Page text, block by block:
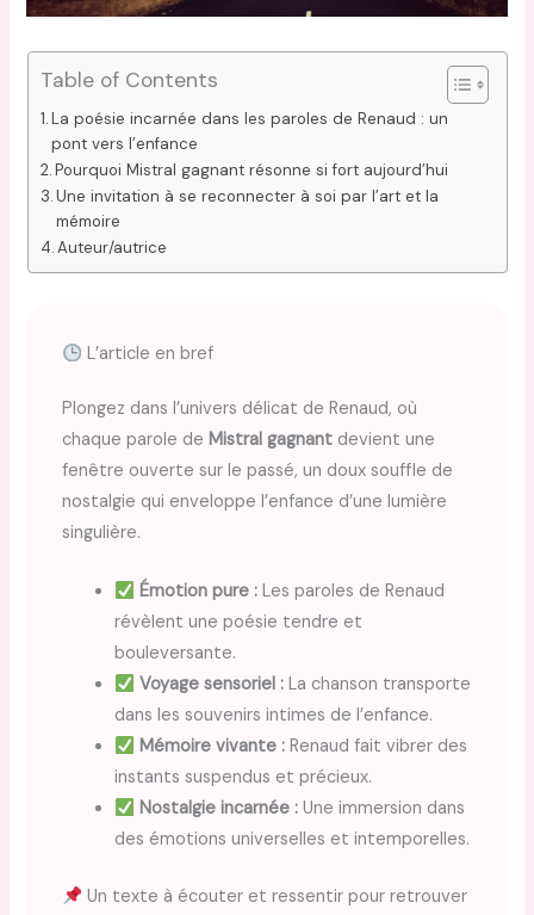
Table of Contents
La poésie incarnée dans les paroles de Renaud : un
pont vers l’enfance
Pourquoi Mistral gagnant résonne si fort aujourd’hui
Une invitation à se reconnecter à soi par l’art et la
mémoire
Auteur/autrice
L’article en bref
Plongez dans l’univers délicat de Renaud, où
chaque parole deMistral gagnant devient une
fenêtre ouverte sur le passé, un doux souffle de
nostalgie qui enveloppe l’enfance d’une lumière
singulière.
Émotion pure :Les paroles de Renaud
révèlent une poésie tendre et
bouleversante.
Voyage sensoriel :La chanson transporte
dans les souvenirs intimes de l’enfance.
Mémoire vivante :Renaud fait vibrer des
instants suspendus et précieux.
Nostalgie incarnée :Une immersion dans
des émotions universelles et intemporelles.
Un texte à écouter et ressentir pour retrouver